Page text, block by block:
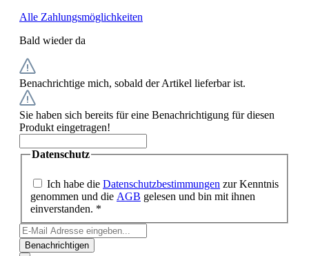
Alle Zahlungsmöglichkeiten
Bald wieder da
Benachrichtige mich, sobald der Artikel lieferbar ist.
Sie haben sich bereits für eine Benachrichtigung für diesen
Produkt eingetragen!
Datenschutz
Ich habe die Datenschutzbestimmungen zur Kenntnis
genommen und die AGB gelesen und bin mit ihnen
einverstanden. *
Benachrichtigen